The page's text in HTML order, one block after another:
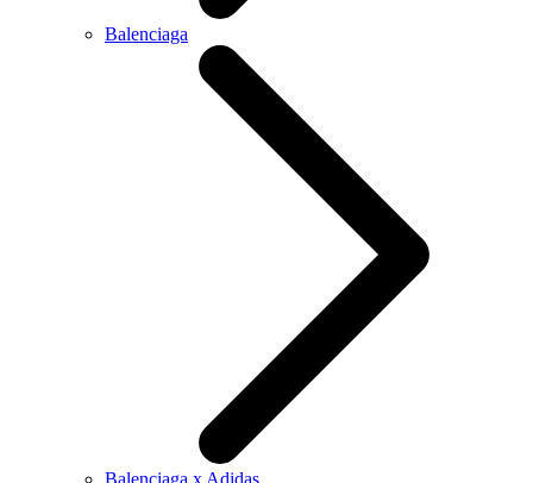
Balenciaga
Balenciaga x Adidas